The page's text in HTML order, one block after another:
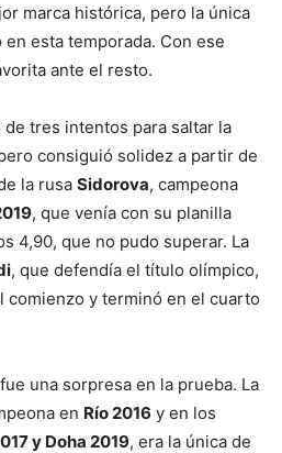
marca histórica, pero la única
esta temporada. Con ese
ante el resto.
tres intentos para saltar la
consiguió solidez a partir de
la rusa Sidorova, campeona
, que venía con su planilla
4,90, que no pudo superar. La
, que defendía el título olímpico,
comienzo y terminó en el cuarto
fue una sorpresa en la prueba. La
en Río 2016 y en los
y Doha 2019, era la única de